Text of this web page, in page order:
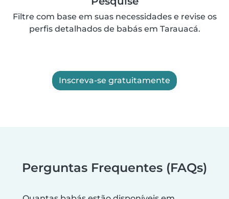
Filtre com base em suas necessidades e revise os
perfis detalhados de babás em Tarauacá.
Inscreva-se gratuitamente
Perguntas Frequentes (FAQs)